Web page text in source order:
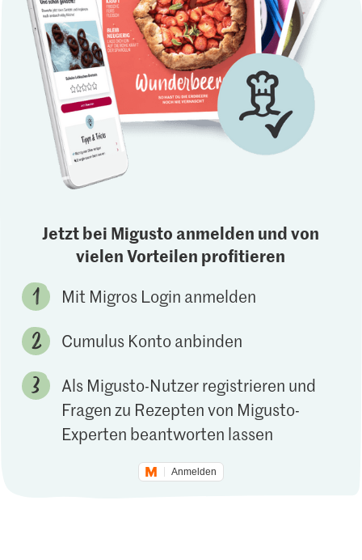
Jetzt bei Migusto anmelden und von
vielen Vorteilen profitieren
Mit Migros Login anmelden
Cumulus Konto anbinden
Als Migusto-Nutzer registrieren und
Fragen zu Rezepten von Migusto-
Experten beantworten lassen
Anmelden